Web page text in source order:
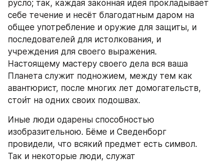
русло; так, каждая законная идея прокладывает
себе течение и несёт благодатным даром на
общее употребление и оружие для защиты, и
последователей для истолкования, и
учреждения для своего выражения.
Настоящему мастеру своего дела вся ваша
Планета служит подножием, между тем как
авантюрист, после многих лет домогательств,
стои́т на одних своих подошвах.
Иные люди одарены способностью
изобразительною. Бёме и Сведенборг
провидели, что всякий предмет есть символ.
Так и некоторые люди, служат